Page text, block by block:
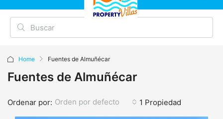
Home Fuentes de Almuñécar
Fuentes de Almuñécar
1 Propiedad
Ordenar por: Orden por defecto